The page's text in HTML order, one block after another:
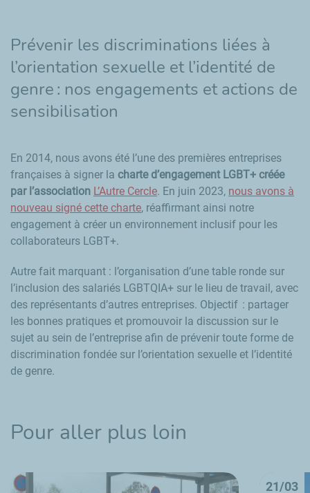
Prévenir les discriminations liées à
l’orientation sexuelle et l’identité de
genre: nos engagements et actions de
sensibilisation
En 2014, nous avons été l’une des premières entreprises
françaises à signer la charte d’engagement LGBT+ créée
par l’association L’Autre Cercle. En juin 2023, nous avons à
nouveau signé cette charte, réaffirmant ainsi notre
engagement à créer un environnement inclusif pour les
collaborateurs LGBT+.
Autre fait marquant : l’organisation d’une table ronde sur
l’inclusion des salariés LGBTQIA+ sur le lieu de travail, avec
des représentants d’autres entreprises. Objectif : partager
les bonnes pratiques et promouvoir la discussion sur le
sujet au sein de l’entreprise afin de prévenir toute forme de
discrimination fondée sur l’orientation sexuelle et l’identité
de genre.
Pour aller plus loin
21/03